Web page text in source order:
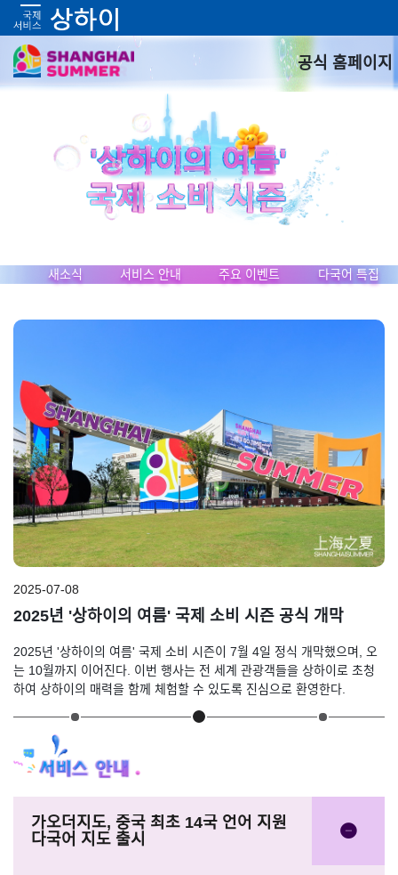
공식 홈페이지
새소식 서비스 안내 주요 이벤트 다국어 특집
2025-07-08
2025년 '상하이의 여름' 국제 소비 시즌 공식 개막
2025년 '상하이의 여름' 국제 소비 시즌이 7월 4일 정식 개막했으며, 오
는 10월까지 이어진다. 이번 행사는 전 세계 관광객들을 상하이로 초청
하여 상하이의 매력을 함께 체험할 수 있도록 진심으로 환영한다.
가오더지도, 중국 최초 14국 언어 지원
다국어 지도 출시